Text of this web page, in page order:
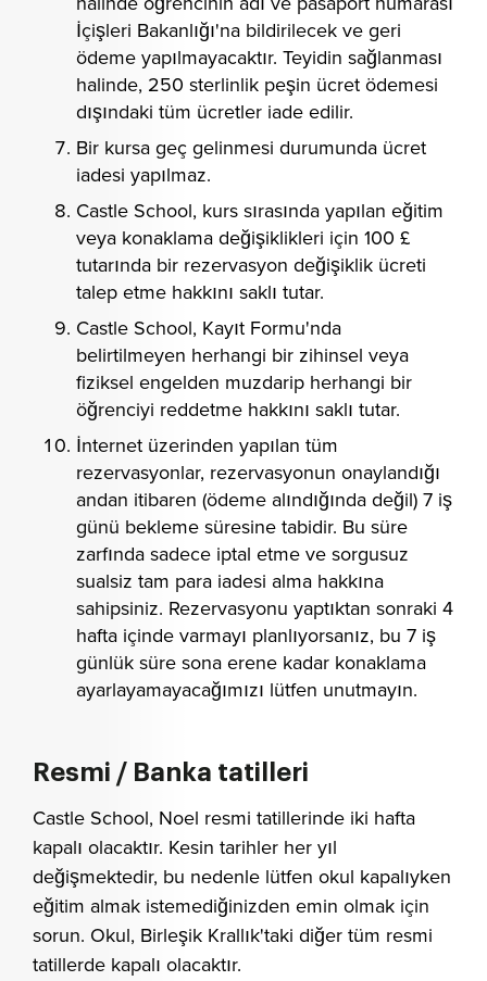
İçişleri Bakanlığı'na bildirilecek ve geri
ödeme yapılmayacaktır. Teyidin sağlanması
halinde, 250 sterlinlik peşin ücret ödemesi
dışındaki tüm ücretler iade edilir.
Bir kursa geç gelinmesi durumunda ücret
iadesi yapılmaz.
Castle School, kurs sırasında yapılan eğitim
veya konaklama değişiklikleri için 100 £
tutarında bir rezervasyon değişiklik ücreti
talep etme hakkını saklı tutar.
Castle School, Kayıt Formu'nda
belirtilmeyen herhangi bir zihinsel veya
fiziksel engelden muzdarip herhangi bir
öğrenciyi reddetme hakkını saklı tutar.
İnternet üzerinden yapılan tüm
rezervasyonlar, rezervasyonun onaylandığı
andan itibaren (ödeme alındığında değil) 7 iş
günü bekleme süresine tabidir. Bu süre
zarfında sadece iptal etme ve sorgusuz
sualsiz tam para iadesi alma hakkına
sahipsiniz. Rezervasyonu yaptıktan sonraki 4
hafta içinde varmayı planlıyorsanız, bu 7 iş
günlük süre sona erene kadar konaklama
ayarlayamayacağımızı lütfen unutmayın.
Resmi / Banka tatilleri
Castle School, Noel resmi tatillerinde iki hafta
kapalı olacaktır. Kesin tarihler her yıl
değişmektedir, bu nedenle lütfen okul kapalıyken
eğitim almak istemediğinizden emin olmak için
sorun. Okul, Birleşik Krallık'taki diğer tüm resmi
tatillerde kapalı olacaktır.